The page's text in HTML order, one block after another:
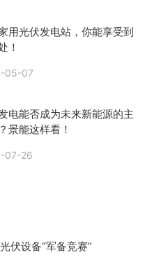
用光伏发电站，你能享受到
！
05-07
电能否成为未来新能源的主
景能这样看！
07-26
伏设备“军备竞赛”